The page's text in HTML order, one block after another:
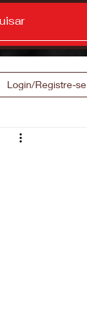
Login/Registre-se